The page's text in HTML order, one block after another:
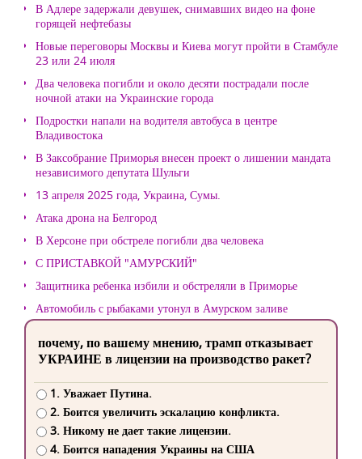
В Адлере задержали девушек, снимавших видео на фоне
горящей нефтебазы
Новые переговоры Москвы и Киева могут пройти в Стамбуле
23 или 24 июля
Два человека погибли и около десяти пострадали после
ночной атаки на Украинские города
Подростки напали на водителя автобуса в центре
Владивостока
В Заксобрание Приморья внесен проект о лишении мандата
независимого депутата Шульги
13 апреля 2025 года, Украина, Сумы.
Атака дрона на Белгород
В Херсоне при обстреле погибли два человека
С ПРИСТАВКОЙ "АМУРСКИЙ"
Защитника ребенка избили и обстреляли в Приморье
Автомобиль с рыбаками утонул в Амурском заливе
почему, по вашему мнению, трамп отказывает
УКРАИНЕ в лицензии на производство ракет?
1. Уважает Путина.
2. Боится увеличить эскалацию конфликта.
3. Никому не дает такие лицензии.
4. Боится нападения Украины на США